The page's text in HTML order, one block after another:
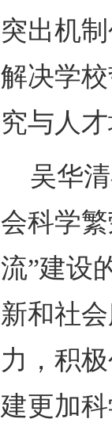
突出机
解决学
究与人
吴华
会科学
流”建设
新和社
力，积
建更加